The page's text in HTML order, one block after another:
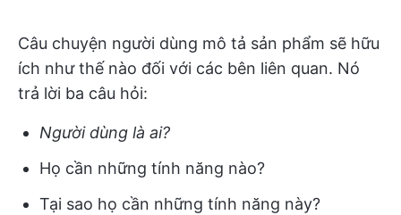
Câu chuyện người dùng mô tả sản phẩm sẽ hữu
ích như thế nào đối với các bên liên quan. Nó
trả lời ba câu hỏi:
Người dùng là ai?
Họ cần những tính năng nào?
Tại sao họ cần những tính năng này?